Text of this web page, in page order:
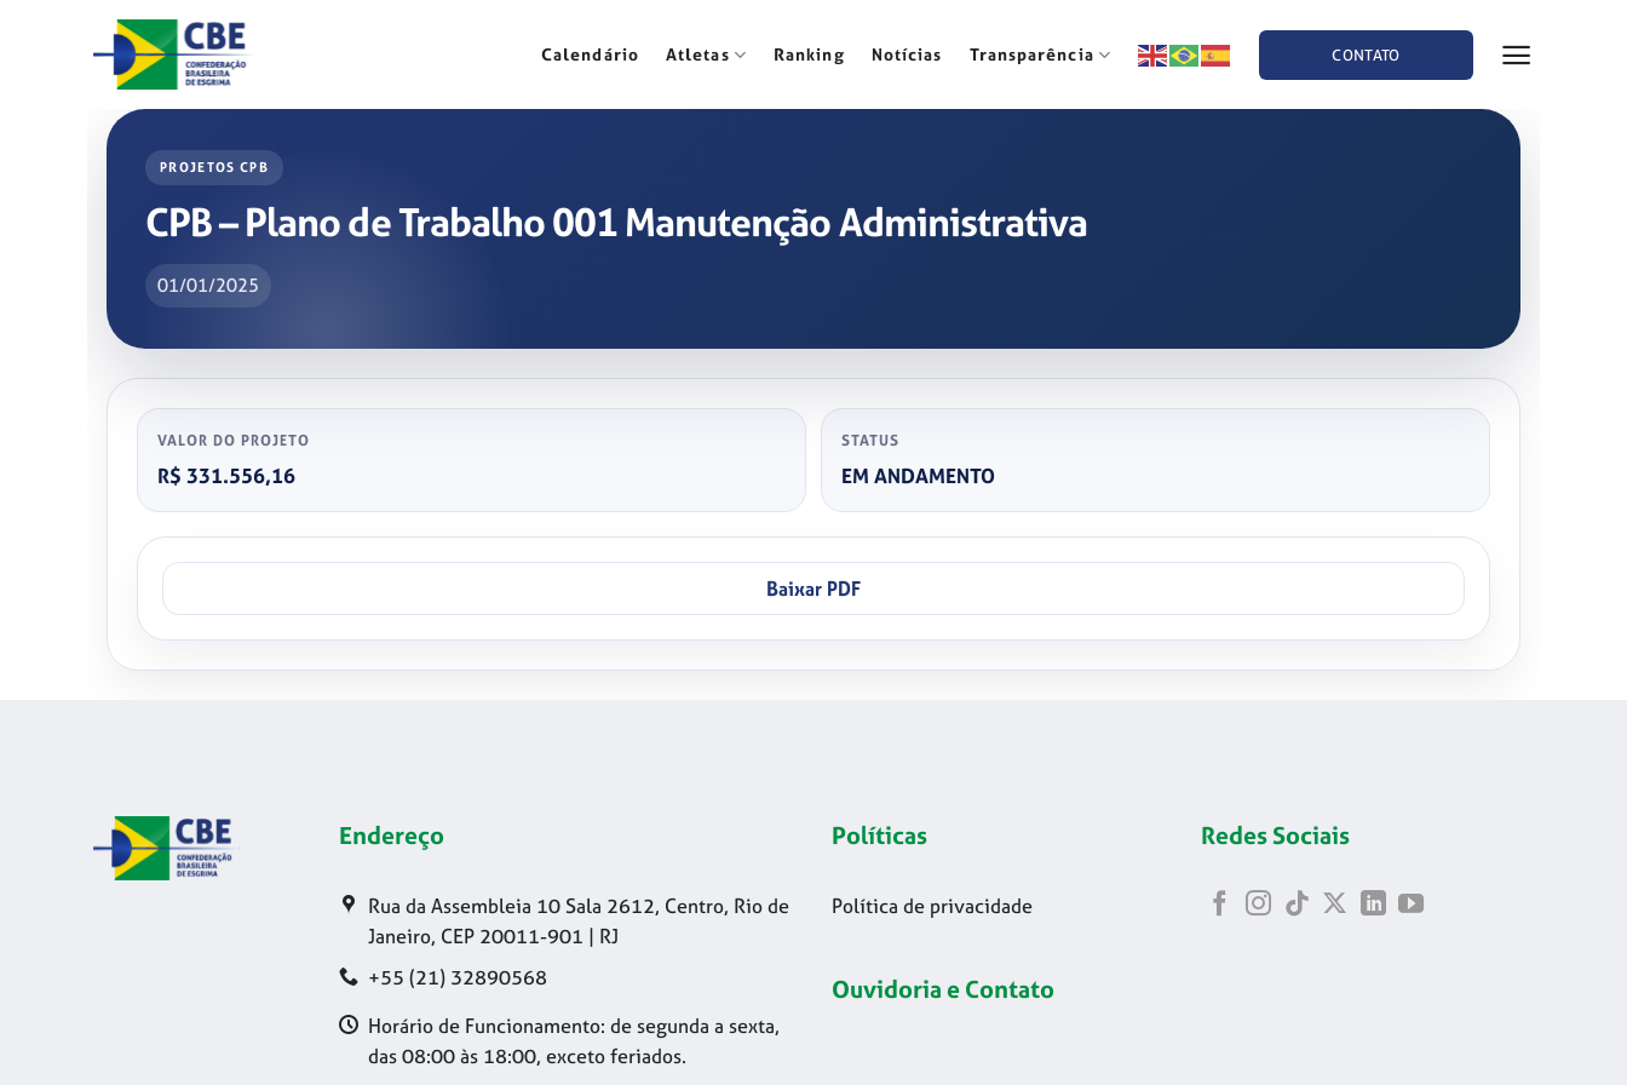
Calendário Atletas Ranking Notícias Transparência CONTATO
PROJETOS CPB
CPB – Plano de Trabalho 001 Manutenção Administrativa
01/01/2025
VALOR DO PROJETO
R$ 331.556,16
STATUS
EM ANDAMENTO
Baixar PDF
Endereço
Rua da Assembleia 10 Sala 2612, Centro, Rio de
Janeiro, CEP 20011-901 | RJ
+55 (21) 32890568
Horário de Funcionamento: de segunda a sexta,
das 08:00 às 18:00, exceto feriados.
Políticas
Política de privacidade
Ouvidoria e Contato
Redes Sociais